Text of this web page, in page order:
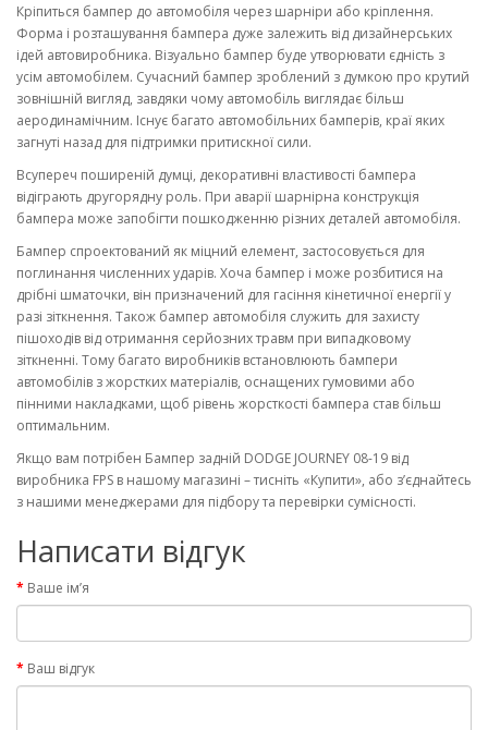
Кріпиться бампер до автомобіля через шарніри або кріплення.
Форма і розташування бампера дуже залежить від дизайнерських
ідей автовиробника. Візуально бампер буде утворювати єдність з
усім автомобілем. Сучасний бампер зроблений з думкою про крутий
зовнішній вигляд, завдяки чому автомобіль виглядає більш
аеродинамічним. Існує багато автомобільних бамперів, краї яких
загнуті назад для підтримки притискної сили.
Всупереч поширеній думці, декоративні властивості бампера
відіграють другорядну роль. При аварії шарнірна конструкція
бампера може запобігти пошкодженню різних деталей автомобіля.
Бампер спроектований як міцний елемент, застосовується для
поглинання численних ударів. Хоча бампер і може розбитися на
дрібні шматочки, він призначений для гасіння кінетичної енергії у
разі зіткнення. Також бампер автомобіля служить для захисту
пішоходів від отримання серйозних травм при випадковому
зіткненні. Тому багато виробників встановлюють бампери
автомобілів з жорстких матеріалів, оснащених гумовими або
пінними накладками, щоб рівень жорсткості бампера став більш
оптимальним.
Якщо вам потрібен Бампер задній DODGE JOURNEY 08-19 від
виробника FPS в нашому магазині – тисніть «Купити», або з’єднайтесь
з нашими менеджерами для підбору та перевірки сумісності.
Написати відгук
Ваше ім’я
Ваш відгук